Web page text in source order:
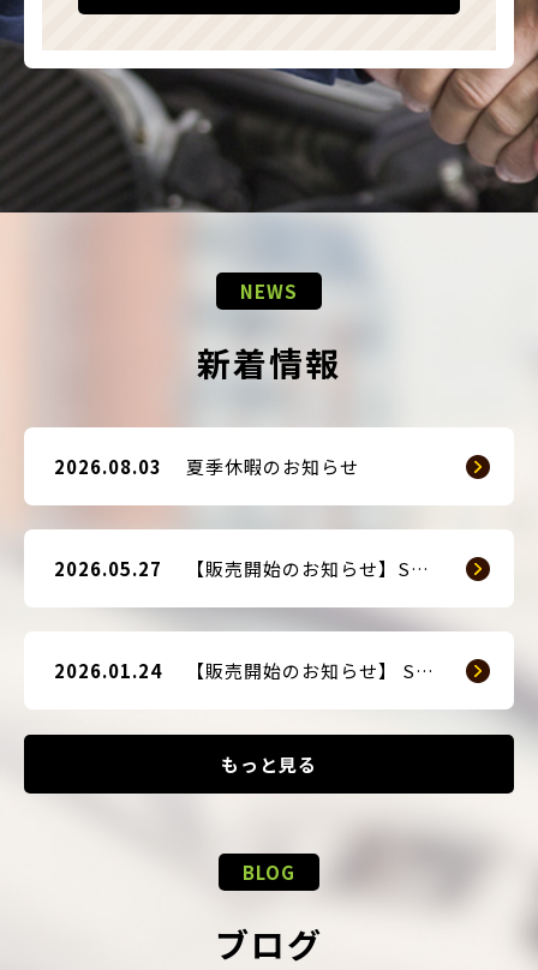
NEWS
新着情報
もっと見る
2026.08.03 夏季休暇のお知らせ
2026.05.27 【販売開始のお知らせ】SMART GUARD 3
2026.01.24 【販売開始のお知らせ】 SMART BLOCKER 2nd-Edition Plus
BLOG
ブログ